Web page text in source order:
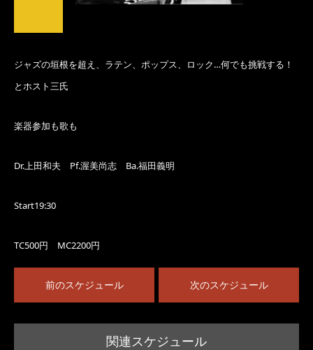
ジャズの垣根を超え、ラテン、ポップス、ロック…何でも挑戦する！
とホスト三氏
楽器参加も歌も
Dr.上田和夫 Pf.渥美尚志 Ba.福田義明
Start19:30
TC500円 MC2200円
前のスケジュール 次のスケジュール
関連スケジュール